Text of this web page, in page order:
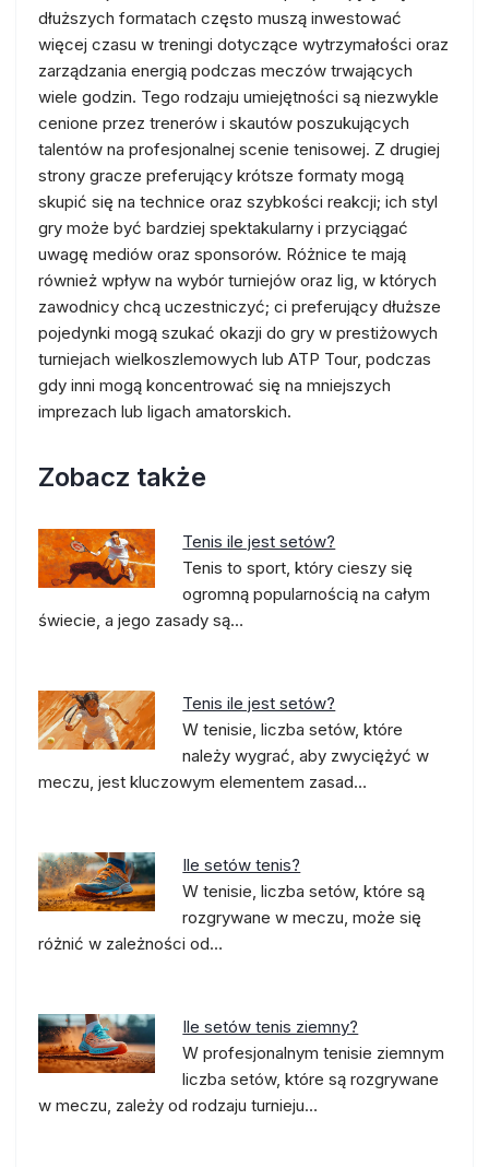
dłuższych formatach często muszą inwestować
więcej czasu w treningi dotyczące wytrzymałości oraz
zarządzania energią podczas meczów trwających
wiele godzin. Tego rodzaju umiejętności są niezwykle
cenione przez trenerów i skautów poszukujących
talentów na profesjonalnej scenie tenisowej. Z drugiej
strony gracze preferujący krótsze formaty mogą
skupić się na technice oraz szybkości reakcji; ich styl
gry może być bardziej spektakularny i przyciągać
uwagę mediów oraz sponsorów. Różnice te mają
również wpływ na wybór turniejów oraz lig, w których
zawodnicy chcą uczestniczyć; ci preferujący dłuższe
pojedynki mogą szukać okazji do gry w prestiżowych
turniejach wielkoszlemowych lub ATP Tour, podczas
gdy inni mogą koncentrować się na mniejszych
imprezach lub ligach amatorskich.
Zobacz także
Tenis ile jest setów?
Tenis to sport, który cieszy się
ogromną popularnością na całym
świecie, a jego zasady są…
Tenis ile jest setów?
W tenisie, liczba setów, które
należy wygrać, aby zwyciężyć w
meczu, jest kluczowym elementem zasad…
Ile setów tenis?
W tenisie, liczba setów, które są
rozgrywane w meczu, może się
różnić w zależności od…
Ile setów tenis ziemny?
W profesjonalnym tenisie ziemnym
liczba setów, które są rozgrywane
w meczu, zależy od rodzaju turnieju…